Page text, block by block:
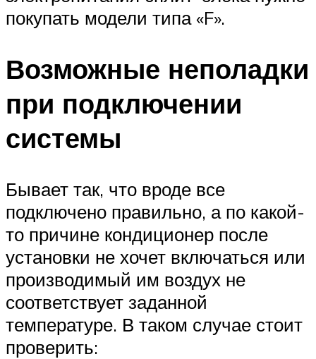
покупать модели типа «F».
Возможные неполадки
при подключении
системы
Бывает так, что вроде все
подключено правильно, а по какой-
то причине кондиционер после
установки не хочет включаться или
производимый им воздух не
соответствует заданной
температуре. В таком случае стоит
проверить: